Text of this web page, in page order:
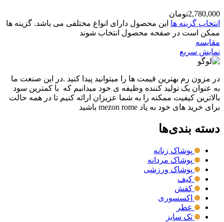
2,780,000تومان
انتخاب گزینه ها این محصول دارای انواع مختلفی می باشد. گزینه ها
ممکن است در صفحه محصول انتخاب شوند
مقايسه
نمایش سریع
در مزون رم بهترین قیمت ها را میتوانید پیدا کنید .در این صنعت ما
به عنوان یک تولید کننده وظیفه ی خود میدانیم که با کمترین سود
بالاترین کیفیت ممکنه را به شما عزیزان ارائه کنیم تا در همه حالت
برای خرید های خود به یاد mezon rome باشید
دسته بندی‌ها
پوشاک زنانه
پوشاک مردانه
پوشاک ورزشی
کیف
کفش
اکسسوری
عطر
تک سایز